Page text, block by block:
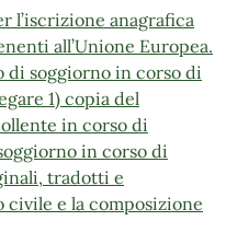
l’iscrizione anagrafica
all’Unione Europea.
di soggiorno in corso di
1) copia del
in corso di
in corso di
tradotti e
civile e la composizione